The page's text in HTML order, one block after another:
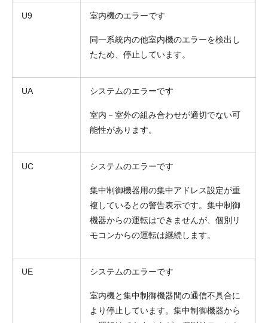
U9 室内機のエラーです
同一系統内の他室内機のエラーを検出し
たため、停止しています。
UA システムのエラーです
室内－室外の組み合わせが適切でない可
能性があります。
UC システムのエラーです
集中制御機器用の集中アドレス設定が重
複しているとの警告表示です。集中制御
機器からの運転はできませんが、個別リ
モコンからの運転は継続します。
UE システムのエラーです
室内機と集中制御機器間の通信不具合に
より停止しています。集中制御機器から